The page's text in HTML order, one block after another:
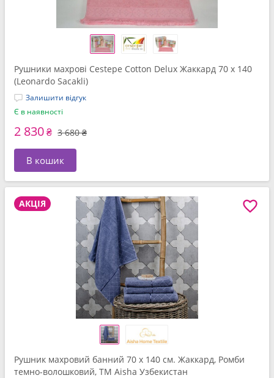
Рушники махрові Cestepe Cotton Delux Жаккард 70 x 140
(Leonardo Sacakli)
Залишити відгук
Є в наявності
2 830₴ 3 680 ₴
В кошик
АКЦІЯ
Рушник махровий банний 70 x 140 см. Жаккард, Ромби
темно-волошковий, ТМ Aisha Узбекистан